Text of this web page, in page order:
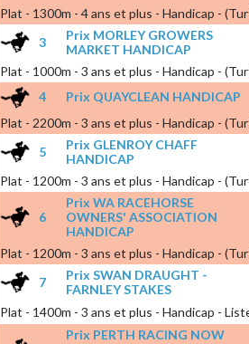
Plat - 1300m - 4 ans et plus - Handicap -
3
Prix MORLEY GROWERS
MARKET HANDICAP
Plat - 1000m - 3 ans et plus - Handicap -
4
Prix QUAYCLEAN HANDICAP
Plat - 2200m - 3 ans et plus - Handicap -
5
Prix GLENROY CHAFF
HANDICAP
Plat - 1200m - 3 ans et plus - Handicap -
6
Prix WA RACEHORSE
OWNERS' ASSOCIATION
HANDICAP
Plat - 1200m - 3 ans et plus - Handicap -
7
Prix SWAN DRAUGHT -
FARNLEY STAKES
Plat - 1400m - 3 ans et plus - Handicap -
Prix PERTH RACING NOW